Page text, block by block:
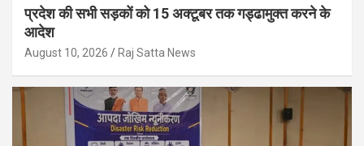
प्रदेश की सभी सड़कों को 15 अक्टूबर तक गड्ढामुक्त करने के
आदेश
August 10, 2026 Raj Satta News